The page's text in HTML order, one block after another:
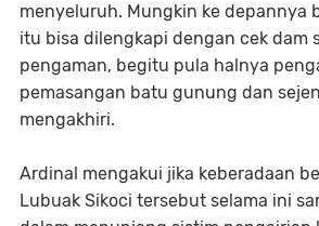
menyeluruh. Mungkin ke depannya
itu bisa dilengkapi dengan cek dam
pengaman, begitu pula halnya
pemasangan batu gunung dan
mengakhiri.
Ardinal mengakui jika keberadaan
Lubuak Sikoci tersebut selama ini